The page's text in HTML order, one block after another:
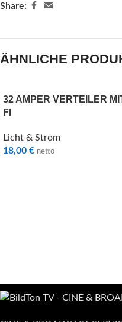
Share:
ÄHNLICHE
32 AMPER VERTEILER
FI
Licht & Strom
18,00 € netto